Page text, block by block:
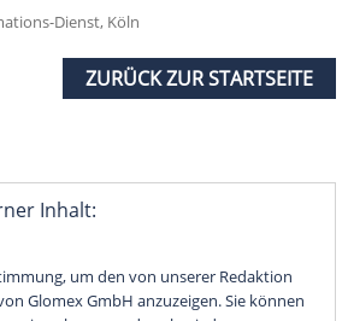
Dienst, Köln
ZURÜCK ZUR STARTSEITE
Inhalt:
um den von unserer Redaktion
Glomex GmbH anzuzeigen. Sie können